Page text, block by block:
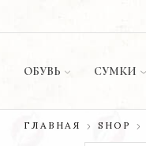
ОБУВЬ СУМКИ
ГЛАВНАЯ SHOP